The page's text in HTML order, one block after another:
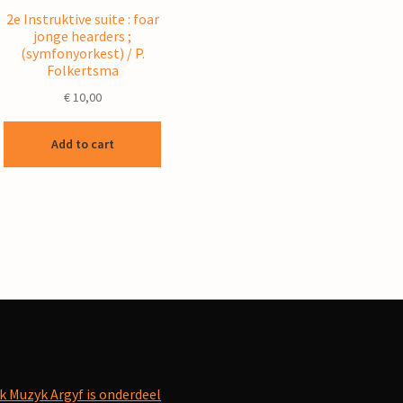
2e Instruktive suite : foar
jonge hearders ;
(symfonyorkest) / P.
Folkertsma
€10,00
Add to cart
Muzyk Argyf is onderdeel